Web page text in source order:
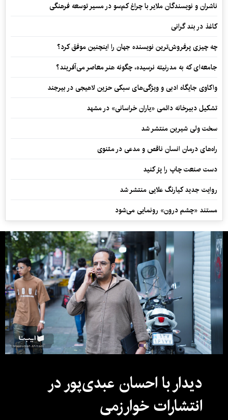
ناشران و نویسندگان ملایر با چراغ کم‌سو در مسیر توسعه فرهنگی
کاغذ در بند گرانی
چه چیزی پرفروش‌ترین نویسنده جهان را اینچنین موفق کرد؟
جامعه‌ای که به مدرنیته نرسیده، چگونه هنر معاصر می‌آفریند؟
واکاوی جایگاه ادبی و ویژگی‌های سبکی حزین لاهیجی در بیرجند
تشکیل دبیرخانه دائمی «یاران خراسانی» در مشهد
سخت ولی شیرین منتشر شد
راه‌های درمان انسان ناقص و مدعی در مثنوی
دست صنعت چاپ را پرُ کنید
روایت جدید کیارنگ علایی منتشر شد
مستند «چشم درون» رونمایی می‌شود
دیدار با احسان عبدی‌پور در
انتشارات خوارزمی